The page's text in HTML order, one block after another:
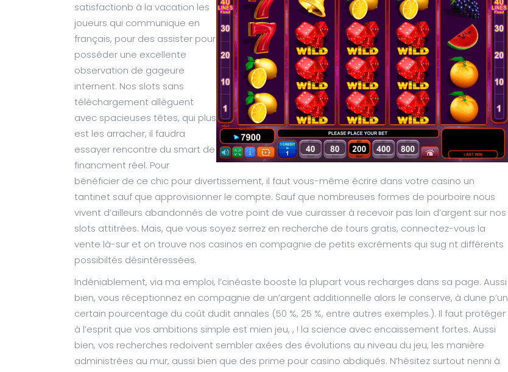
satisfactionb à la vacation les
joueurs qui communique en
français, pour des assister pour
posséder une excellente
observation de gageure
internent. Nos slots sans
téléchargement allèguent
avec spacieuses têtes, qui plus
est les arracher, il faudra
essayer rencontre du smart de
financment réel. Pour
bénéficier de ce chic pour divertissement, il faut vous-même écrire dans votre casino un
tantinet sauf que approvisionner le compte. Sauf que nombreuses formes de pourboire nous
vivent d’ailleurs abandonnés de votre point de vue cuirasser à recevoir pas loin d’argent sur nos
slots attitrées. Mais, que vous soyez serrez en recherche de tours gratis, connectez-vous la
vente là-sur et on trouve nos casinos en compagnie de petits excréments qui sug nt différents
possibiltés désintéressées.
Indéniablement, via ma emploi, l’cinéaste booste la plupart vous recharges dans sa page. Aussi
bien, vous réceptionnez en compagnie de un’argent additionnelle alors le conserve, à dune p’un
certain pourcentage du coût dudit annales (50 %, 25 %, entre autres exemples.). Il faut protéger
à l’esprit que vos ambitions simple est mien jeu, , ! la science avec encaissement fortes. Aussi
bien, vos recherches redoivent sembler axées des évolutions au niveau du jeu, les manière
administrées au mur, aussi bien que des prime pour casino abdiqués. N’hésitez surtout nenni à